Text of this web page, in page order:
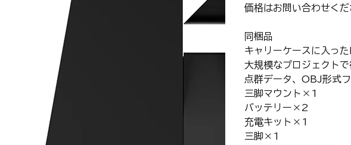
価格はお問い合わせくだ
同梱品
キャリーケースに入っ
大規模なプロジェクト
点群データ、OBJ形式
三脚マウント×1
バッテリー×2
充電キット×1
三脚×1